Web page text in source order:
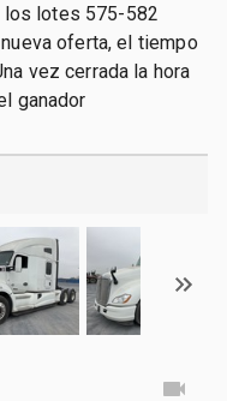
lotes 575-582
oferta, el tiempo
vez cerrada la hora
ganador